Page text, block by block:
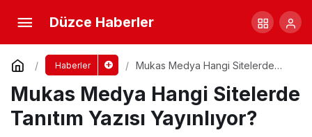
Düzce Haberler
Haberler
Mukas Medya Hangi Sitelerde
Mukas Medya Hangi Sitelerde
Tanıtım Yazısı Yayınlıyor?
Mukas Medya Hangi Sitelerde Tanıtım Yazısı
Yayınlıyor?
Yorum Yap